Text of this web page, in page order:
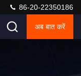
86-20-22350186
अब बात करें